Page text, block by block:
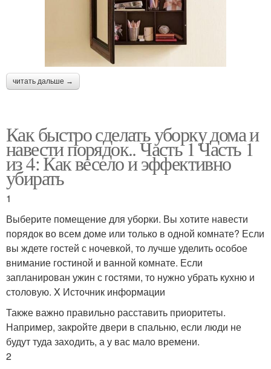
читать дальше →
Как быстро сделать уборку дома и
навести порядок.. Часть 1 Часть 1
из 4: Как весело и эффективно
убирать
1
Выберите помещение для уборки. Вы хотите навести
порядок во всем доме или только в одной комнате? Если
вы ждете гостей с ночевкой, то лучше уделить особое
внимание гостиной и ванной комнате. Если
запланирован ужин с гостями, то нужно убрать кухню и
столовую. X Источник информации
Также важно правильно расставить приоритеты.
Например, закройте двери в спальню, если люди не
будут туда заходить, а у вас мало времени.
2